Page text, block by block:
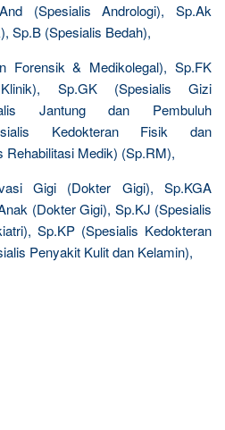
(Spesialis Andrologi), Sp.Ak
Sp.B (Spesialis Bedah),
Forensik & Medikolegal), Sp.FK
Sp.GK (Spesialis Gizi
Jantung dan Pembuluh
Kedokteran Fisik dan
Rehabilitasi Medik) (Sp.RM),
Gigi (Dokter Gigi), Sp.KGA
(Dokter Gigi), Sp.KJ (Spesialis
Sp.KP (Spesialis Kedokteran
Penyakit Kulit dan Kelamin),